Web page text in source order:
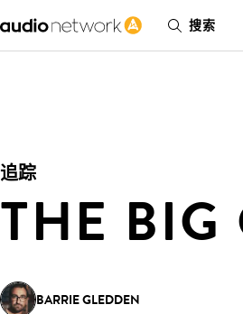
搜索
追踪
THE BIG
BARRIE GLEDDEN